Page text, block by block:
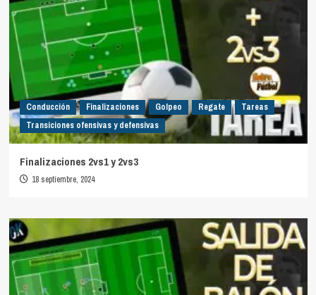
Conducción Finalizaciones Golpeo Regate
Tareas
Transiciones ofensivas y defensivas
Finalizaciones 2vs1 y 2vs3
18 septiembre, 2024